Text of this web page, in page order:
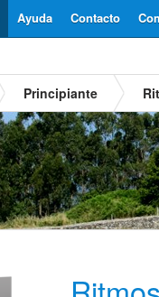
Contacto
Ayuda
Principiante